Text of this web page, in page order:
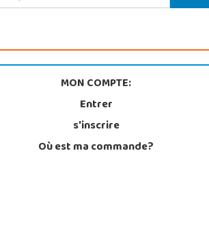
MON COMPTE:
Entrer
s'inscrire
Où est ma commande?